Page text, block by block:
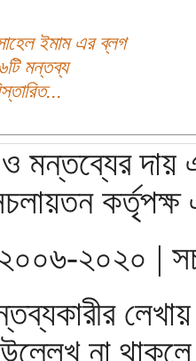
ইমাম এর ব্লগ
মন্তব্য
মন্তব্যের দায়
২০২০ |
না